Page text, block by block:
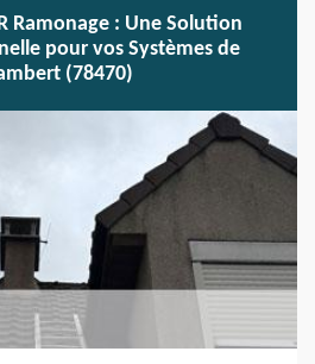
Ramonage : Une Solution
pour vos Systèmes de
(78470)